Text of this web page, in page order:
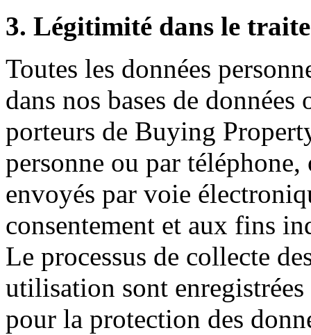
3. Légitimité dans le
Toutes les données
dans nos bases de
porteurs de Buying
personne ou par
envoyés par voie
consentement et aux fins
Le processus de collecte
utilisation sont
pour la protection des